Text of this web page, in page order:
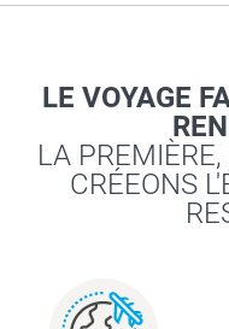
LE VOYAGE
LA
CRÉEONS